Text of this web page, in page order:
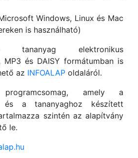
Windows, Linux és Mac
is használható)
tananyag elektronikus
MP3 és DAISY formátumban is
az INFOALAP oldaláról.
amely a
és a tananyaghoz készített
szintén az alapítvány
le.